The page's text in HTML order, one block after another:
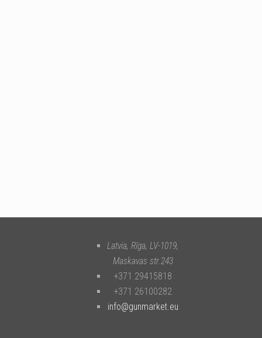
Latvia, Rīga, LV-1019,
Maskavas str.243
+371 29415818
+371 26100282
info@gunmarket.eu